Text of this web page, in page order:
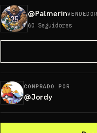
@Palmerin
60 Seguidores
COMPRADO POR
@Jordy